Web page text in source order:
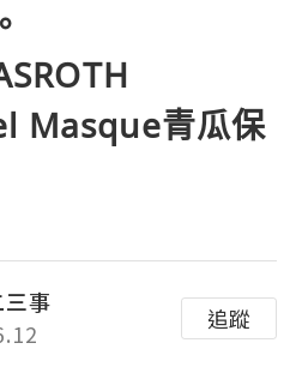
Masque青瓜保
事
追蹤